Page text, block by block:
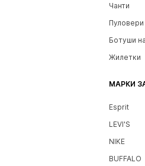
Чанти
Пуловери
Ботуши
Жилетки
МАРКИ
Esprit
LEVI'S
NIKE
BUFFALO